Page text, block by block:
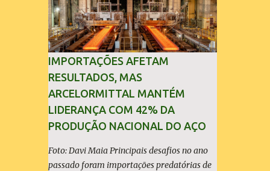
IMPORTAÇÕES AFETAM
RESULTADOS, MAS
ARCELORMITTAL MANTÉM
LIDERANÇA COM 42% DA
PRODUÇÃO NACIONAL DO AÇO
Foto: Davi Maia Principais desafios no ano
passado foram importações predatórias de